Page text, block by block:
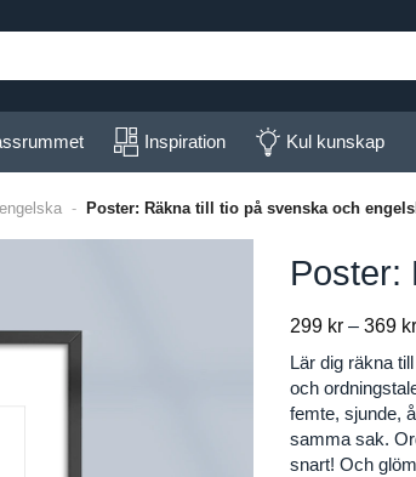
Inspiration Kul kunskap
- Poster: Räkna till tio på svenska och
Poster:
299 kr – 369 kr
Lär dig räkna
och
femte, sjunde,
samma sak.
snart! Och